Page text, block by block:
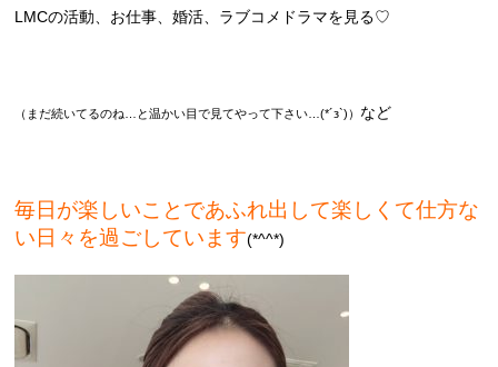
LMCの活動、お仕事、婚活、ラブコメドラマを見る♡
（まだ続いてるのね…と温かい目で見てやって下さい…(*´з`)） など
毎日が楽しいことであふれ出して楽しくて仕方な
い日々を過ごしています(*^^*)